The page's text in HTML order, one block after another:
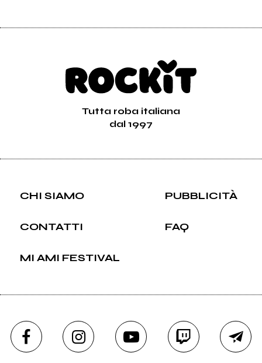
Tutta roba italiana
dal 1997
CHI SIAMO PUBBLICITÀ
CONTATTI FAQ
MI AMI FESTIVAL